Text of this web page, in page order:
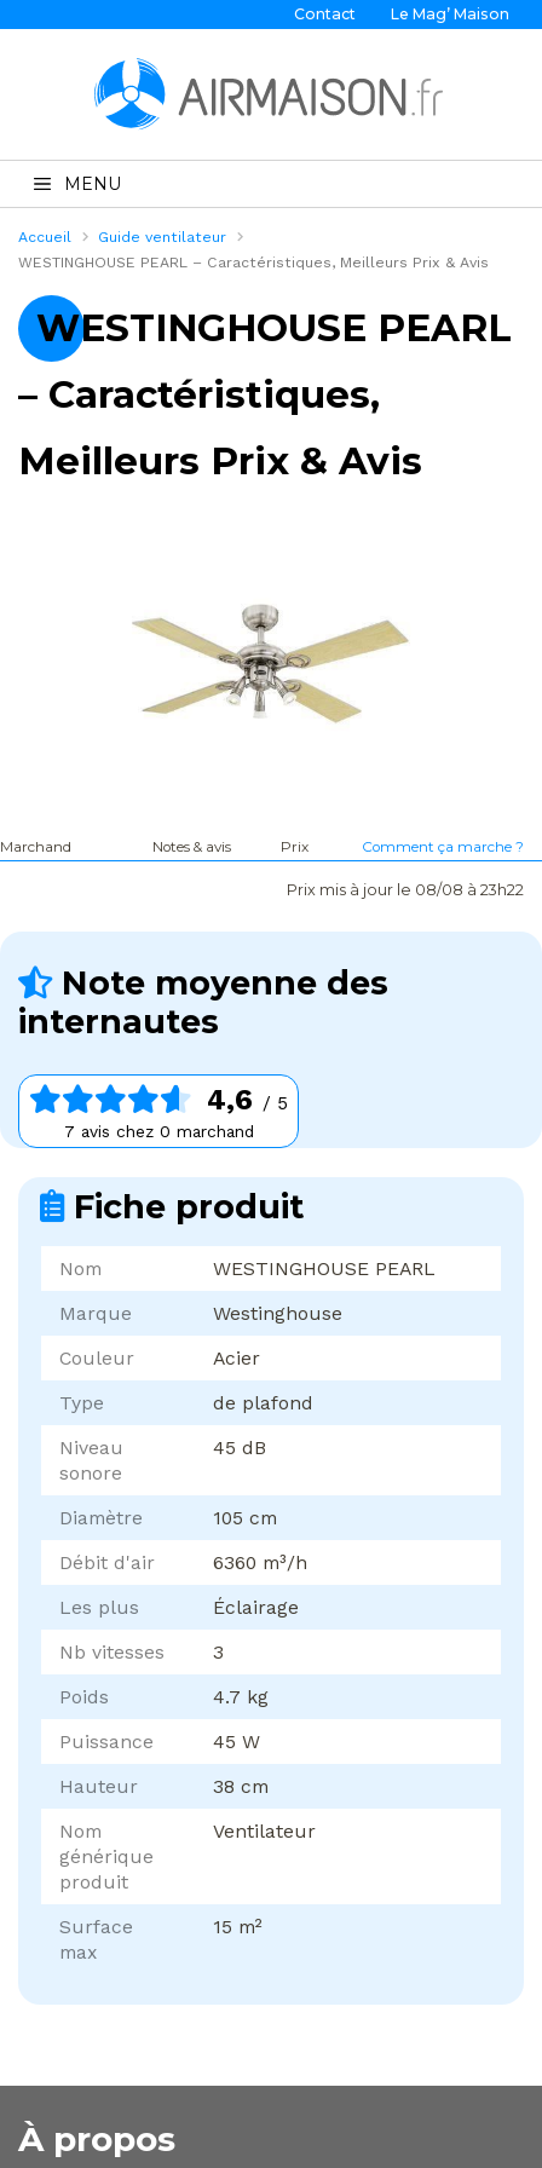
Contact Le Mag’ Maison
MENU
Accueil
Guide ventilateur
WESTINGHOUSE PEARL – Caractéristiques, Meilleurs Prix & Avis
WESTINGHOUSE PEARL
– Caractéristiques,
Meilleurs Prix & Avis
Marchand Notes & avis Prix Comment ça marche ?
Prix mis à jour le 08/08 à 23h22
Note moyenne des
internautes
4,6 / 5
7 avis chez 0 marchand
Fiche produit
Nom
WESTINGHOUSE PEARL
Marque
Westinghouse
Couleur
Acier
Type
de plafond
Niveau
sonore
45 dB
Diamètre
105 cm
Débit d'air
6360 m³/h
Les plus
Éclairage
Nb vitesses
3
Poids
4.7 kg
Puissance
45 W
Hauteur
38 cm
Nom
générique
produit
Ventilateur
Surface
max
15 m²
À propos